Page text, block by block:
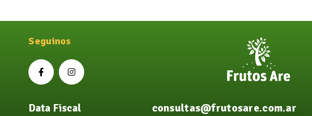
Seguinos
Data Fiscal consultas@frutosare.com.ar